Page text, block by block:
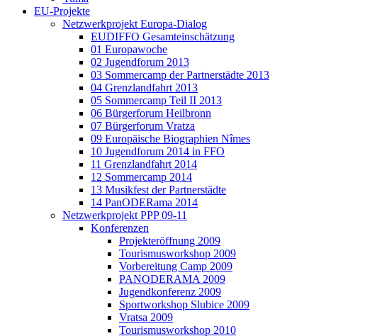
EU-Projekte
Netzwerkprojekt Europa-Dialog
EUDIFFO Gesamteinschätzung
01 Europawoche
02 Jugendforum 2013
03 Sommercamp der Partnerstädte 2013
04 Grenzlandfahrt 2013
05 Sommercamp Teil II 2013
06 Bürgerforum Heilbronn
07 Bürgerforum Vratza
09 Europäische Biographien Nîmes
10 Jugendforum 2014 in FFO
11 Grenzlandfahrt 2014
12 Sommercamp 2014
13 Musikfest der Partnerstädte
14 PanODERama 2014
Netzwerkprojekt PPP 09-11
Konferenzen
Projekteröffnung 2009
Tourismusworkshop 2009
Vorbereitung Camp 2009
PANODERAMA 2009
Jugendkonferenz 2009
Sportworkshop Slubice 2009
Vratsa 2009
Tourismusworkshop 2010